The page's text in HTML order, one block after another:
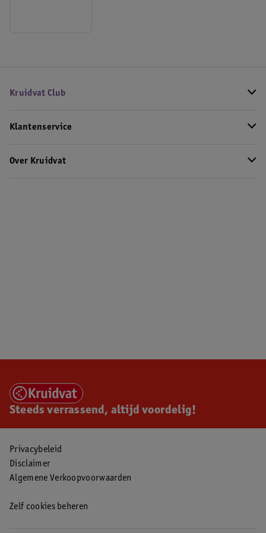
Kruidvat Club
Klantenservice
Over Kruidvat
Steeds verrassend, altijd voordelig!
Privacybeleid
Disclaimer
Algemene Verkoopvoorwaarden
Zelf cookies beheren